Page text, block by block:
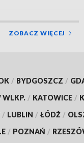
ZOBACZ WIĘCEJ
/ BYDGOSZCZ /
WLKP. / KATOWICE /
/ LUBLIN / ŁÓDŹ /
/ POZNAŃ /